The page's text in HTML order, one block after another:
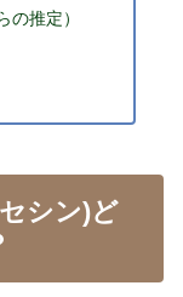
推定）
シン)ど